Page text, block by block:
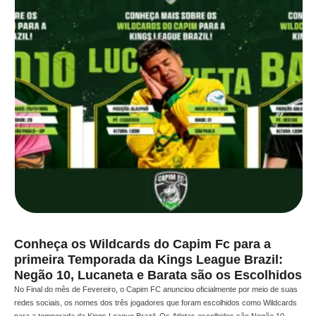
Conheça os Wildcards do Capim Fc para a
primeira Temporada da Kings League Brazil:
Negão 10, Lucaneta e Barata são os Escolhidos
No Final do mês de Fevereiro, o Capim FC anunciou oficialmente por meio de suas
redes sociais, os nomes dos três jogadores que foram escolhidos como Wildcards